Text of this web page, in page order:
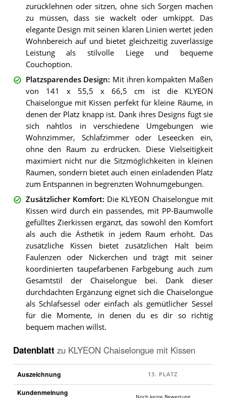
zurücklehnen oder sitzen, ohne sich Sorgen machen
zu müssen, dass sie wackelt oder umkippt. Das
elegante Design mit seinen klaren Linien wertet jeden
Wohnbereich auf und bietet gleichzeitig zuverlässige
Leistung als stilvolle Liege und bequeme
Couchoption.
Platzsparendes Design: Mit ihren kompakten Maßen
von 141 x 55,5 x 66,5 cm ist die KLYEON
Chaiselongue mit Kissen perfekt für kleine Räume, in
denen der Platz knapp ist. Dank ihres Designs fügt sie
sich nahtlos in verschiedene Umgebungen wie
Wohnzimmer, Schlafzimmer oder Leseecken ein,
ohne den Raum zu erdrücken. Diese Vielseitigkeit
maximiert nicht nur die Sitzmöglichkeiten in kleinen
Räumen, sondern bietet auch einen einladenden Platz
zum Entspannen in begrenzten Wohnumgebungen.
Zusätzlicher Komfort: Die KLYEON Chaiselongue mit
Kissen wird durch ein passendes, mit PP-Baumwolle
gefülltes Zierkissen ergänzt, das sowohl den Komfort
als auch die Ästhetik in jedem Raum erhöht. Das
zusätzliche Kissen bietet zusätzlichen Halt beim
Faulenzen oder Nickerchen und trägt mit seiner
koordinierten taupefarbenen Farbgebung auch zum
Gesamtstil der Chaiselongue bei. Dank dieser
durchdachten Ergänzung eignet sich die Chaiselongue
als Schlafsessel oder einfach als gemütlicher Sessel
für die Momente, in denen du es dir so richtig
bequem machen willst.
Datenblatt zu KLYEON Chaiselongue mit Kissen
Auszeichnung
Kundenmeinung